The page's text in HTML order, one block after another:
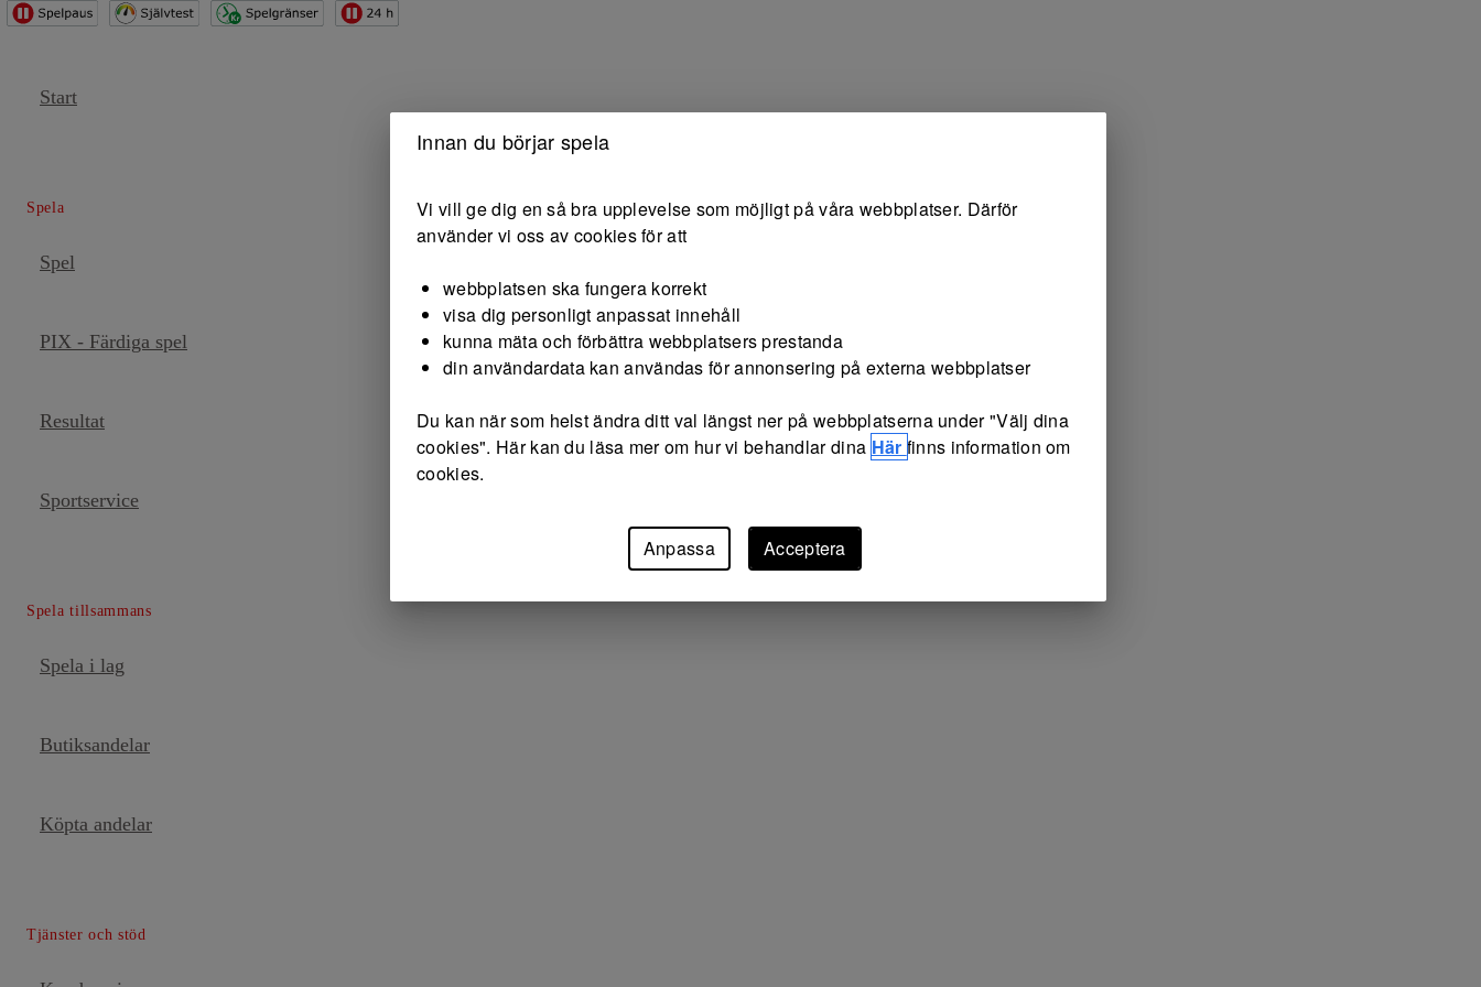
Start
Spela
Spel
PIX - Färdiga spel
Resultat
Sportservice
Spela tillsammans
Spela i lag
Butiksandelar
Köpta andelar
Tjänster och stöd
Innan du börjar spela
Vi vill ge dig en så bra upplevelse som möjligt på våra webbplatser. Därför
använder vi oss av cookies för att
webbplatsen ska fungera korrekt
visa dig personligt anpassat innehåll
kunna mäta och förbättra webbplatsers prestanda
din användardata kan användas för annonsering på externa webbplatser
Du kan när som helst ändra ditt val längst ner på webbplatserna under "Välj dina
cookies". Här kan du läsa mer om hur vi behandlar dina Här finns information om
cookies.
Anpassa Acceptera